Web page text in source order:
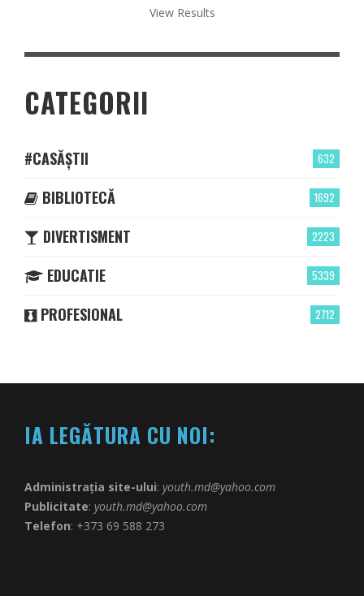
View Results
CATEGORII
632
#CASĂȘTII
1692
BIBLIOTECĂ
2223
DIVERTISMENT
5339
EDUCATIE
2712
PROFESIONAL
IA LEGĂTURA CU NOI:
Administrația site-ului: youth.md@yahoo.com
Publicitate: youth.md@yahoo.com
Telefon: +373 69 588 273